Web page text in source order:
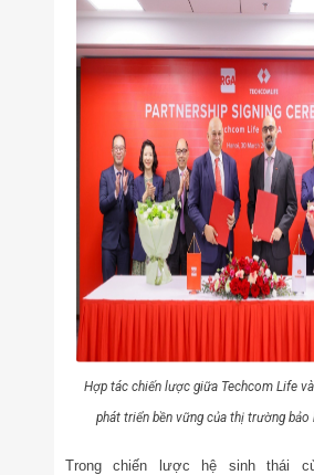
Hợp tác chiến lược giữa Techcom Life
phát triển bền vững của thị trường bảo
Trong chiến lược hệ sinh thái